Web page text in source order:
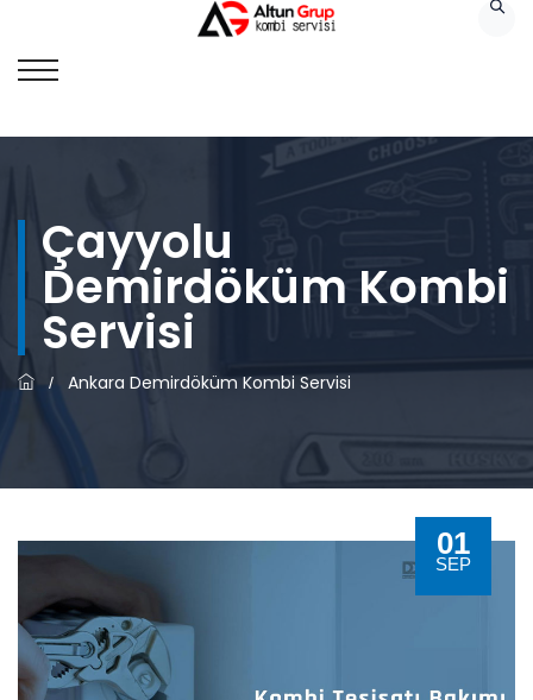
Çayyolu
Demirdöküm Kombi
Servisi
/ Ankara Demirdöküm Kombi Servisi
01
SEP